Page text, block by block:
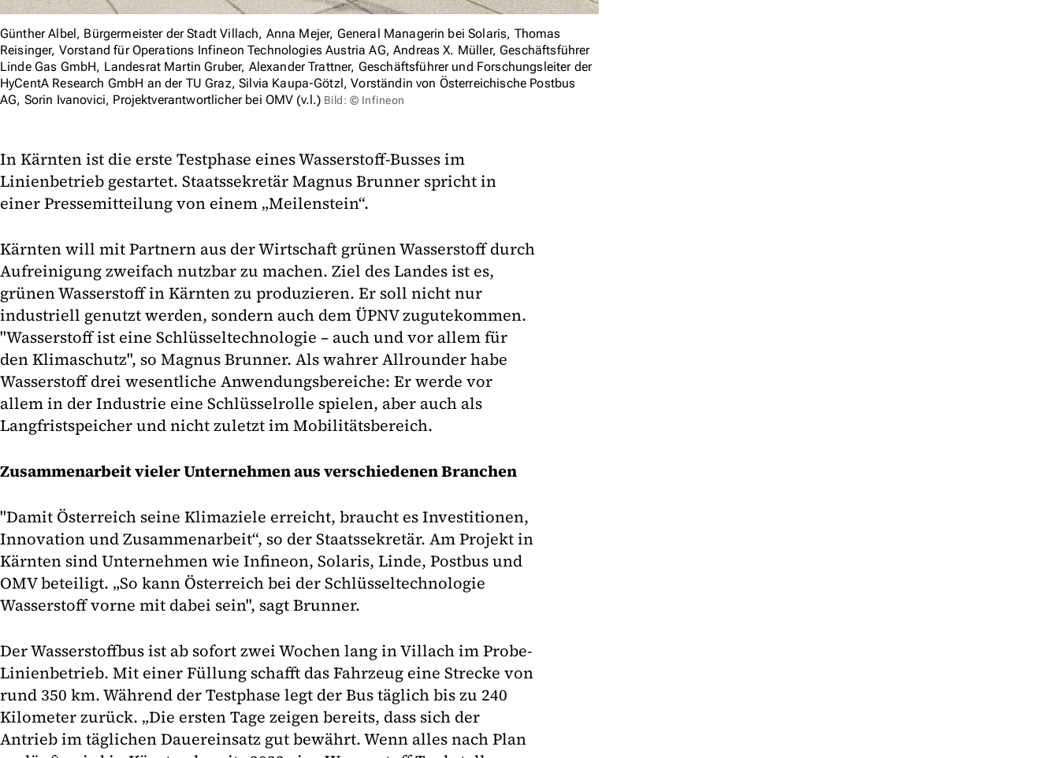
Günther Albel, Bürgermeister der Stadt Villach, Anna Mejer, General Managerin bei Solaris, Thomas
Reisinger, Vorstand für Operations Infineon Technologies Austria AG, Andreas X. Müller, Geschäftsführer
Linde Gas GmbH, Landesrat Martin Gruber, Alexander Trattner, Geschäftsführer und Forschungsleiter der
HyCentA Research GmbH an der TU Graz, Silvia Kaupa-Götzl, Vorständin von Österreichische Postbus
AG, Sorin Ivanovici, Projektverantwortlicher bei OMV (v.l.) Bild: © Infineon
In Kärnten ist die erste Testphase eines Wasserstoff-Busses im
Linienbetrieb gestartet. Staatssekretär Magnus Brunner spricht in
einer Pressemitteilung von einem „Meilenstein“.
Kärnten will mit Partnern aus der Wirtschaft grünen Wasserstoff durch
Aufreinigung zweifach nutzbar zu machen. Ziel des Landes ist es,
grünen Wasserstoff in Kärnten zu produzieren. Er soll nicht nur
industriell genutzt werden, sondern auch dem ÜPNV zugutekommen.
"Wasserstoff ist eine Schlüsseltechnologie – auch und vor allem für
den Klimaschutz", so Magnus Brunner. Als wahrer Allrounder habe
Wasserstoff drei wesentliche Anwendungsbereiche: Er werde vor
allem in der Industrie eine Schlüsselrolle spielen, aber auch als
Langfristspeicher und nicht zuletzt im Mobilitätsbereich.
Zusammenarbeit vieler Unternehmen aus verschiedenen Branchen
"Damit Österreich seine Klimaziele erreicht, braucht es Investitionen,
Innovation und Zusammenarbeit“, so der Staatssekretär. Am Projekt in
Kärnten sind Unternehmen wie Infineon, Solaris, Linde, Postbus und
OMV beteiligt. „So kann Österreich bei der Schlüsseltechnologie
Wasserstoff vorne mit dabei sein", sagt Brunner.
Der Wasserstoffbus ist ab sofort zwei Wochen lang in Villach im Probe-
Linienbetrieb. Mit einer Füllung schafft das Fahrzeug eine Strecke von
rund 350 km. Während der Testphase legt der Bus täglich bis zu 240
Kilometer zurück. „Die ersten Tage zeigen bereits, dass sich der
Antrieb im täglichen Dauereinsatz gut bewährt. Wenn alles nach Plan